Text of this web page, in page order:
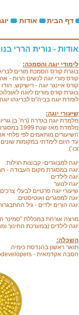
אודות - נורית הררי
לימודי יוגה והסמכה:
בוגרת קורס הסמכת מורים לבריגהו יוגה רמה 1 מטעם המרכז לבריגהו יוגה
קורס מורי יוגה לנשים הרות -
קורס איינגר יוגה - רישיקש, הודו -
בוגרת קורס מורים ליוגה
לומדת יוגה בביה"ס לבריגהו
שיעורי יוגה:
מלמדת יוגה בגדרה (רח’ בן גוריון 44) והסביבה.
מלמדת מאז שנת 1999 במסגרות שונות.
השיעורים מותאמים לפי פלחי
עד היום לימדתי במקומות
וכו’).
יוגה למבוגרים- קבוצות רגילות.
יוגה במסגרת מקום העבודה -
יוגה לילדים
יוגה לנוער
שיעורי יוגה פרטיים לבעלי
יוגה למפגרים ואוטיסטים.
יוגה הורים ילדים - גיל
מרצה אורחת במכללת "סמינר
יוגה לילדים (במערכת החינוך
השכלה:
תואר ראשון בהנדסת כימיה.
הסבה אקדמאית - Webdevelopers (תיכנות אינטרנט)